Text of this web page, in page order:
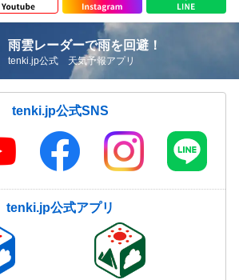
雨雲レーダーで雨を回避！
tenki.jp公式 天気予報アプリ
tenki.jp公式SNS
tenki.jp公式アプリ